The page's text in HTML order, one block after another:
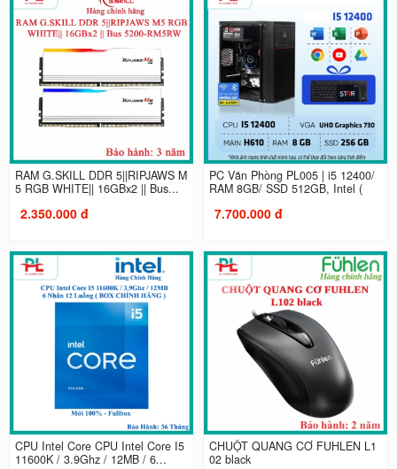
RAM G.SKILL DDR 5||RIPJAWS M
5 RGB WHITE|| 16GBx2 || Bus...
2.350.000 đ
PC Văn Phòng PL005 | i5 12400/
RAM 8GB/ SSD 512GB, Intel (
7.700.000 đ
CPU Intel Core CPU Intel Core I5
11600K / 3.9Ghz / 12MB / 6...
CHUỘT QUANG CƠ FUHLEN L1
02 black